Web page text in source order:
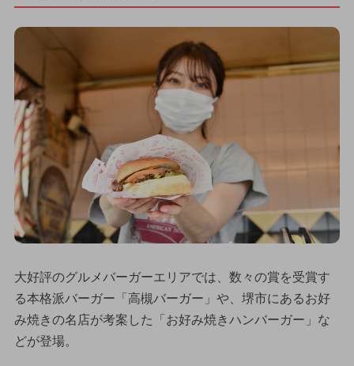
大好評のグルメバーガーエリアでは、数々の賞を受賞す
る本格派バーガー「高槻バーガー」や、堺市にあるお好
み焼きの名店が考案した「お好み焼きハンバーガー」な
どが登場。